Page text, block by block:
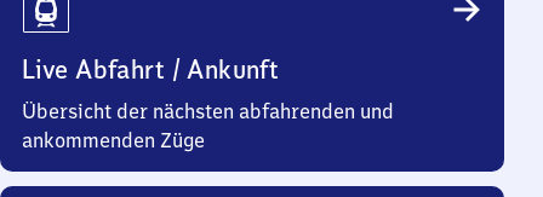
Live Abfahrt / Ankunft
Übersicht der nächsten abfahrenden und
ankommenden Züge